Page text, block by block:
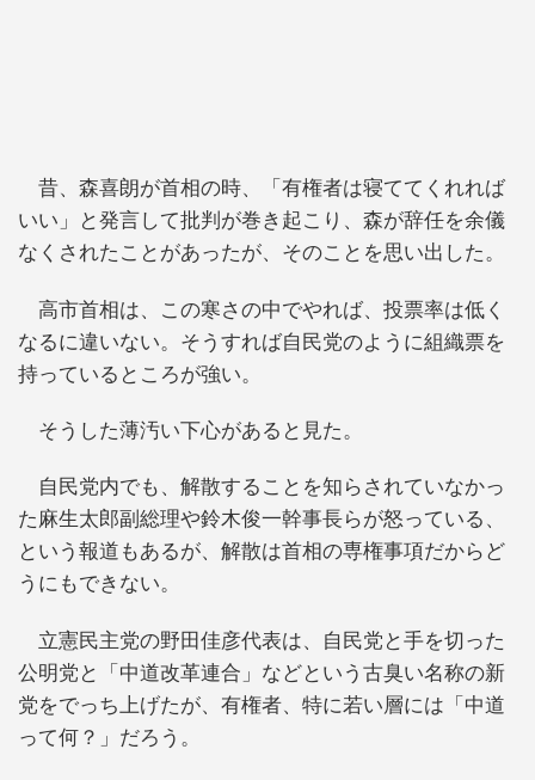
昔、森喜朗が首相の時、「有権者は寝ててくれれば
いい」と発言して批判が巻き起こり、森が辞任を余儀
なくされたことがあったが、そのことを思い出した。
高市首相は、この寒さの中でやれば、投票率は低く
なるに違いない。そうすれば自民党のように組織票を
持っているところが強い。
そうした薄汚い下心があると見た。
自民党内でも、解散することを知らされていなかっ
た麻生太郎副総理や鈴木俊一幹事長らが怒っている、
という報道もあるが、解散は首相の専権事項だからど
うにもできない。
立憲民主党の野田佳彦代表は、自民党と手を切った
公明党と「中道改革連合」などという古臭い名称の新
党をでっち上げたが、有権者、特に若い層には「中道
って何？」だろう。